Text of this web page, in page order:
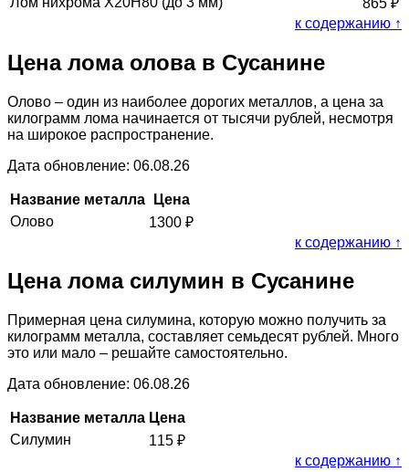
к содержанию ↑
Цена лома олова в Сусанине
Олово – один из наиболее дорогих металлов, а цена за
килограмм лома начинается от тысячи рублей, несмотря
на широкое распространение.
Дата обновление: 06.08.26
Название металла
Цена
Олово
1300 ₽
к содержанию ↑
Цена лома силумин в Сусанине
Примерная цена силумина, которую можно получить за
килограмм металла, составляет семьдесят рублей. Много
это или мало – решайте самостоятельно.
Дата обновление: 06.08.26
Название металла Цена
Силумин
115 ₽
к содержанию ↑